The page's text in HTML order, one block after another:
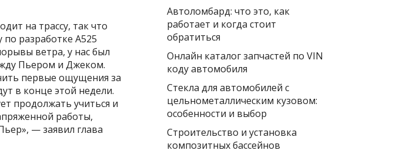
на трассу, так что
разработке A525
ветра, у нас был
Пьером и Джеком.
первые ощущения за
в конце этой недели.
продолжать учиться и
работы,
— заявил глава
Автоломбард: что это, как
работает и когда стоит
обратиться
Онлайн каталог запчастей по VIN
коду автомобиля
Стекла для автомобилей с
цельнометаллическим кузовом:
особенности и выбор
Строительство и установка
композитных бассейнов